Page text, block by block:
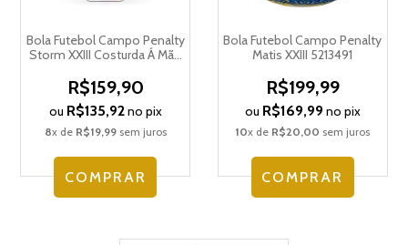
Bola Futebol Campo Penalty
Storm XXIII Costurda Á Mão
R$159,90
ou R$135,92no pix
8x de R$19,99sem juros
COMPRAR
Bola Futebol Campo Penalty
Matis XXIII 5213491
R$199,99
ou R$169,99 no pix
10x de R$20,00 sem juros
COMPRAR